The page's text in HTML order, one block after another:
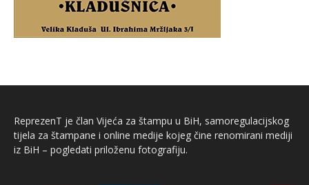
ReprezenT je član Vijeća za štampu u BiH, samoregulacijskog
tijela za štampane i online medije kojeg čine renomirani mediji
iz BiH – pogledati priloženu fotografiju.